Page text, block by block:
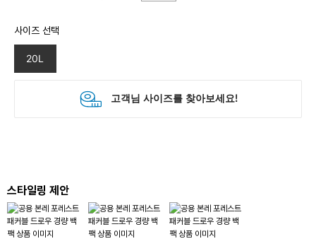
사이즈 선택
20L
스타일링 제안